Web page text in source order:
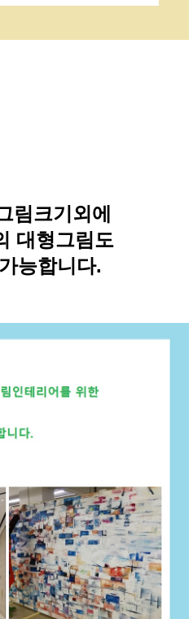
림크기외에
대형그림도
능합니다.